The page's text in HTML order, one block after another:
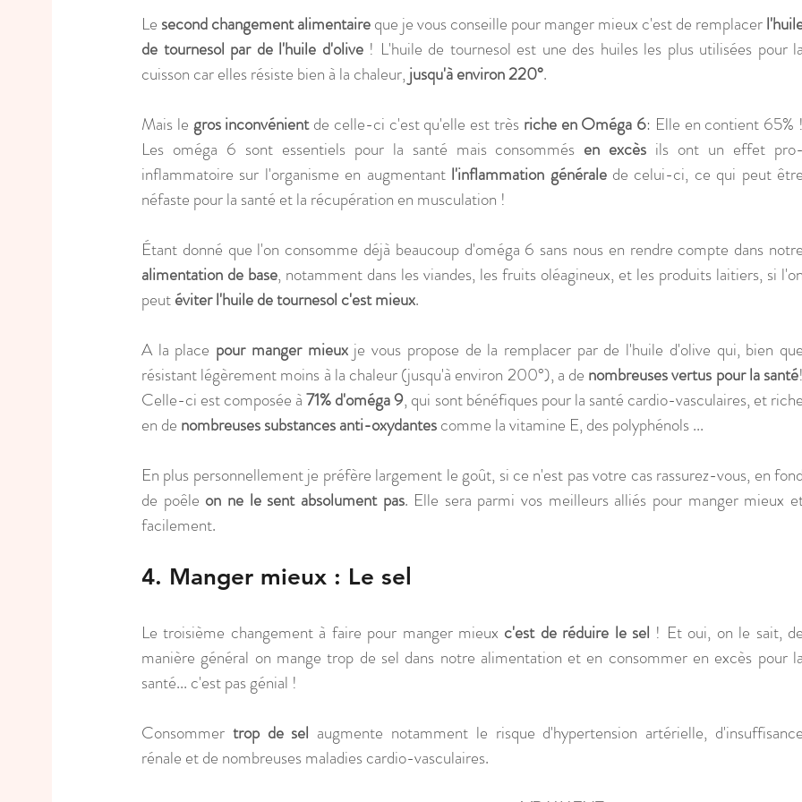
Le second changement alimentaire que je vous conseille pour manger mieux c'est de remplacer
de tournesol par de l'huile d'olive ! L'huile de tournesol est une des huiles les plus utilisées pour la
cuisson car elles résiste bien à la chaleur, jusqu'à environ 220°.
Mais le gros inconvénient de celle-ci c'est qu'elle est très riche en Oméga 6: Elle en contient 65% !
Les oméga 6 sont essentiels pour la santé mais consommés en excès ils ont un effet pro-
inflammatoire sur l'organisme en augmentant l'inflammation générale de celui-ci, ce qui peut être
néfaste pour la santé et la récupération en musculation !
alimentation de base, notamment dans les viandes, les fruits oléagineux, et les produits laitiers, si l'on
peut éviter l'huile de tournesol c'est mieux.
A la place pour manger mieux je vous propose de la remplacer par de l'huile d'olive qui, bien que
résistant légèrement moins à la chaleur (jusqu'à environ 200°), a de nombreuses vertus pour la santé!
Celle-ci est composée à 71% d'oméga 9, qui sont bénéfiques pour la santé cardio-vasculaires, et riche
en de nombreuses substances anti-oxydantes comme la vitamine E, des polyphénols ...
En plus personnellement je préfère largement le goût, si ce n'est pas votre cas rassurez-vous, en fond
de poêle on ne le sent absolument pas. Elle sera parmi vos meilleurs alliés pour manger mieux
facilement.
4. Manger mieux : Le sel
Le troisième changement à faire pour manger mieux c'est de réduire le sel ! Et oui, on le sait, de
manière général on mange trop de sel dans notre alimentation et en consommer en excès pour la
santé... c'est pas génial !
Consommer trop de sel augmente notamment le risque d'hypertension artérielle, d'insuffisance
rénale et de nombreuses maladies cardio-vasculaires.